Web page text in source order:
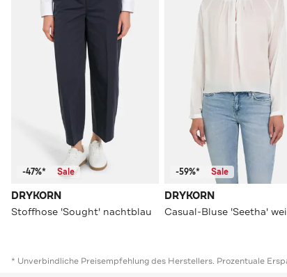
-47%* Sale
DRYKORN
Stoffhose 'Sought' nachtblau
-59%* Sale
DRYKORN
Casual-Bluse 'Seetha'
* Unverbindliche Preisempfehlung des Herstellers. Prozentuale